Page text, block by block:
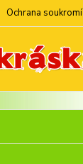
Ochrana soukromí